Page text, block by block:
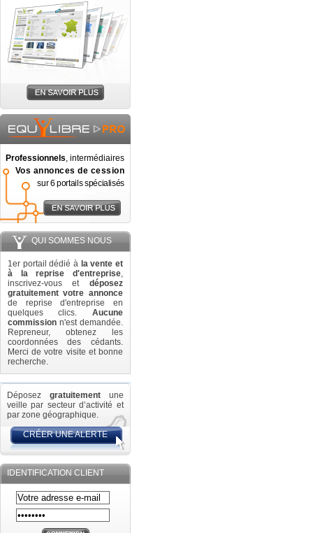
Professionnels, intermédiaires
Vos annonces de cession
sur 6 portails spécialisés
QUI SOMMES NOUS
1er portail dédié à la vente et
à la reprise d'entreprise,
inscrivez-vous et déposez
gratuitement votre annonce
de reprise d'entreprise en
quelques clics. Aucune
commission n'est demandée.
Repreneur, obtenez les
coordonnées des cédants.
Merci de votre visite et bonne
recherche.
Déposez gratuitement une
veille par secteur d’activité et
par zone géographique.
CRÉER UNE ALERTE
IDENTIFICATION CLIENT